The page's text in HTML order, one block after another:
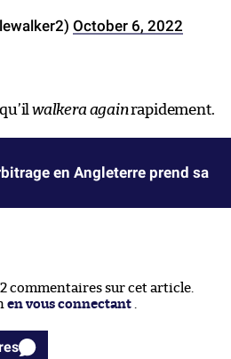
October 6, 2022
walkera againrapidement.
en Angleterre prend sa
commentaires sur cet article.
en vous connectant .